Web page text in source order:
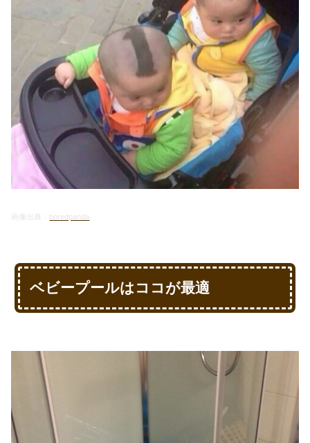
画像出典： boredpanda
ベビープールはココが最適